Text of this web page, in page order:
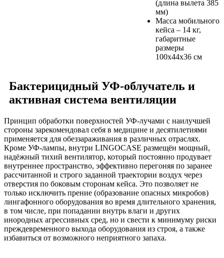
(длина вылета 385
мм)
Масса мобильного
кейса – 14 кг,
габаритные
размеры
100х44х36 см
Бактерицидный УФ-облучатель и
активная система вентиляции
Принцип обработки поверхностей УФ-лучами с наилучшей
стороны зарекомендовал себя в медицине и десятилетиями
применяется для обеззараживания в различных отраслях.
Кроме УФ-лампы, внутри LINGOCASE размещён мощный,
надёжный тихий вентилятор, который постоянно продувает
внутреннее пространство, эффективно перегоняя по заранее
рассчитанной и строго заданной траектории воздух через
отверстия по боковым сторонам кейса. Это позволяет не
только исключить прение (образование опасных микробов)
лингафонного оборудования во время длительного хранения,
в том числе, при попадании внутрь влаги и других
инородных агрессивных сред, но и свести к минимуму риски
преждевременного выхода оборудования из строя, а также
избавиться от возможного неприятного запаха.